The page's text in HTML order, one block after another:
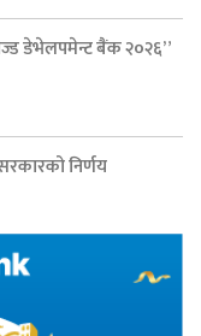
डेभेलपमेन्ट बैंक २०२६”
निर्णय